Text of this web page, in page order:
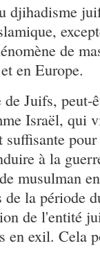
djihadisme
de
en Europe.
Juifs, peut-
Israël, qui
à la
musulman
de la période
de l'entité
en exil. Cela